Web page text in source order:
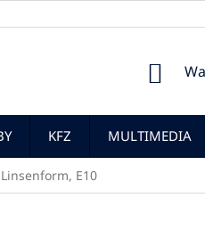
KFZ MULTIMEDIA
E10